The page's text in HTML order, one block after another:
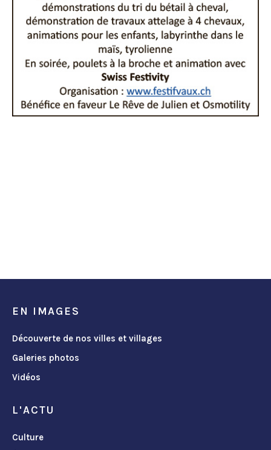
EN IMAGES
Découverte de nos villes et villages
Galeries photos
Vidéos
L'ACTU
Culture